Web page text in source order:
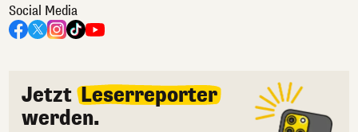
Social Media
Jetzt Leserreporter
werden.